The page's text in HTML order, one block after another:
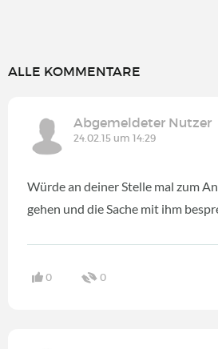
ALLE KOMMENTARE
Abgemeldeter Nutzer
24.02.15 um 14:29
Würde an deiner Stelle mal zum
gehen und die Sache mit ihm
0 0